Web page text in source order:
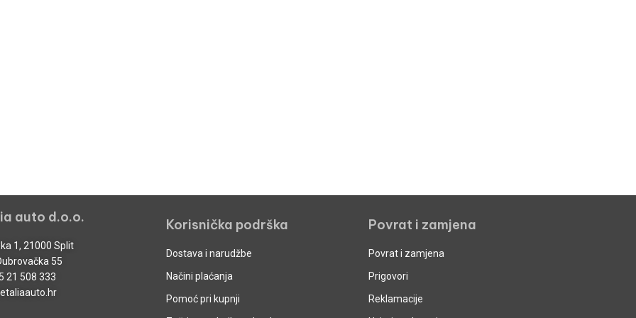
auto d.o.o.
1, 21000 Split
55
21 508 333
Korisnička podrška
Dostava i narudžbe
Načini plaćanja
Pomoć pri kupnji
Povrat i zamjena
Povrat i zamjena
Prigovori
Reklamacije